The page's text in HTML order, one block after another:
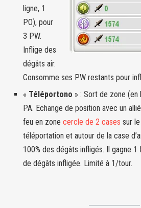
ligne, 1
PO), pour
3 PW.
Inflige des
dégâts air.
Consomme ses PW restants pour
« Téléportono » : Sort de zone (en
PA. Echange de position avec un
feu en zone cercle de 2 cases sur
téléportation et autour de la case
100% des dégâts infligés. Il gagne 1
de dégâts infligée. Limité à 1/tour.